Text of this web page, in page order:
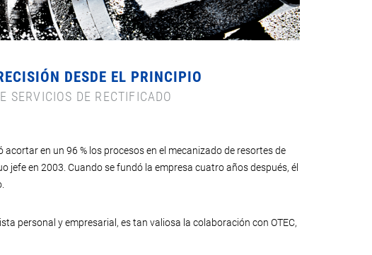
DESDE EL PRINCIPIO
SERVICIOS DE RECTIFICADO
en un 96 % los procesos en el mecanizado de resortes de
jefe en 2003. Cuando se fundó la empresa cuatro años después, él
personal y empresarial, es tan valiosa la colaboración con OTEC,